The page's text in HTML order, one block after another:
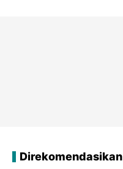
Direkomendasikan